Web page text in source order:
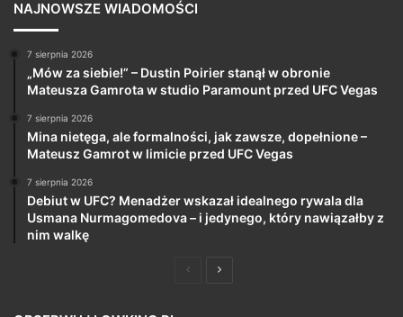
NAJNOWSZE WIADOMOŚCI
7 sierpnia 2026
„Mów za siebie!” – Dustin Poirier stanął w obronie
Mateusza Gamrota w studio Paramount przed UFC Vegas
7 sierpnia 2026
Mina nietęga, ale formalności, jak zawsze, dopełnione –
Mateusz Gamrot w limicie przed UFC Vegas
7 sierpnia 2026
Debiut w UFC? Menadżer wskazał idealnego rywala dla
Usmana Nurmagomedova – i jedynego, który nawiązałby z
nim walkę
PoprzedniaNastępna